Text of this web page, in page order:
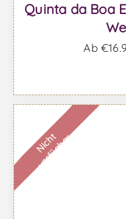
Quinta da Boa
Ab
N
i
c
h
t
v
e
r
f
ü
g
b
a
r